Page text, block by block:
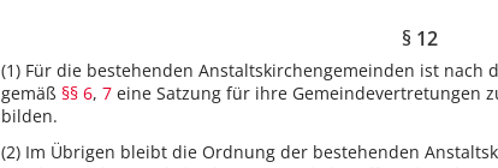
§ 12
(1) Für die bestehenden Anstaltskirchengemeinden ist nach
gemäß§§ 6,7 eine Satzung für ihre Gemeindevertretungen
bilden.
(2) Im Übrigen bleibt die Ordnung der bestehenden